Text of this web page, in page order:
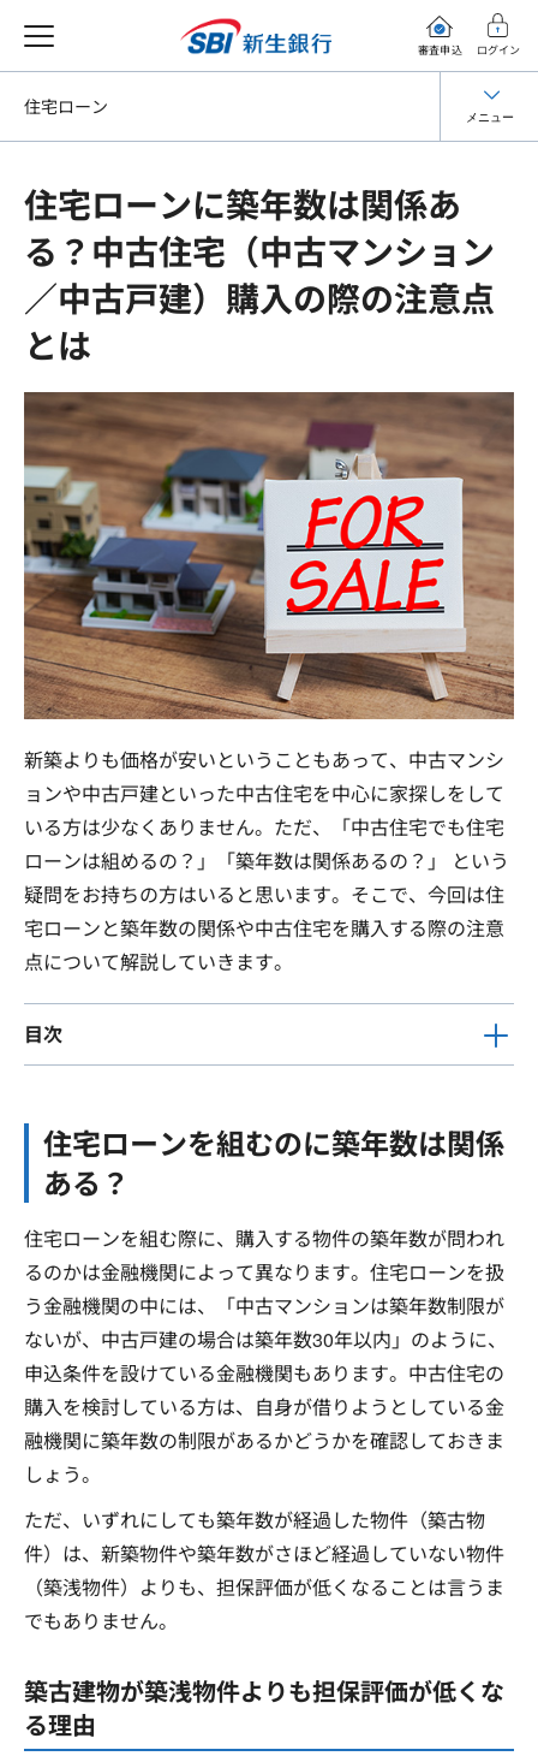
審査申込 ログイン
住宅ローンに築年数は関係あ
る？中古住宅（中古マンション
／中古戸建）購入の際の注意点
とは
新築よりも価格が安いということもあって、中古マンシ
ョンや中古戸建といった中古住宅を中心に家探しをして
いる方は少なくありません。ただ、「中古住宅でも住宅
ローンは組めるの？」「築年数は関係あるの？」 という
疑問をお持ちの方はいると思います。そこで、今回は住
宅ローンと築年数の関係や中古住宅を購入する際の注意
点について解説していきます。
目次
住宅ローンを組むのに築年数は関係
ある？
住宅ローンを組む際に、購入する物件の築年数が問われ
るのかは金融機関によって異なります。住宅ローンを扱
う金融機関の中には、「中古マンションは築年数制限が
ないが、中古戸建の場合は築年数30年以内」のように、
申込条件を設けている金融機関もあります。中古住宅の
購入を検討している方は、自身が借りようとしている金
融機関に築年数の制限があるかどうかを確認しておきま
しょう。
ただ、いずれにしても築年数が経過した物件（築古物
件）は、新築物件や築年数がさほど経過していない物件
（築浅物件）よりも、担保評価が低くなることは言うま
でもありません。
築古建物が築浅物件よりも担保評価が低くな
る理由
住宅ローン メニュー